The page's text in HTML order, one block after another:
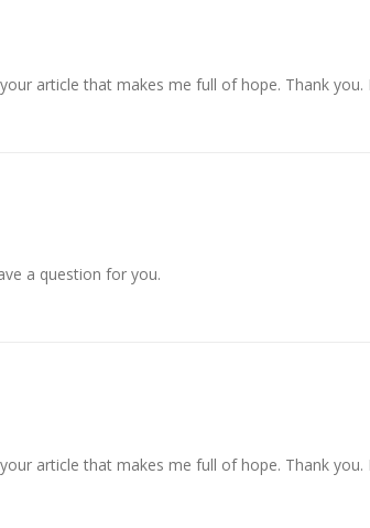
article that makes me full of hope. Thank
a question for you.
article that makes me full of hope. Thank